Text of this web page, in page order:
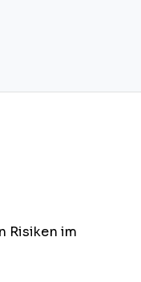
Risiken im